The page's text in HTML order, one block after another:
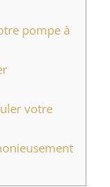
pompe à
votre